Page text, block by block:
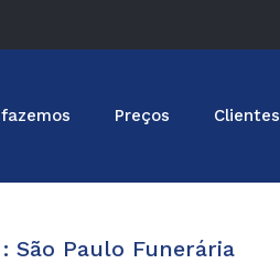
Preços Clientes
São Paulo Funerária